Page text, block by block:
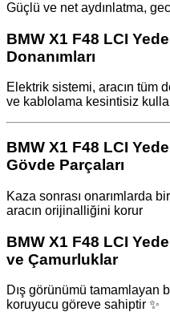
Güçlü ve net aydınlatma,
BMW X1 F48 LCI
Donanımları
Elektrik sistemi, aracın tüm
ve kablolama kesintisiz
BMW X1 F48 LCI
Gövde Parçaları
Kaza sonrası onarımlarda
aracın orijinalliğini korur
BMW X1 F48 LCI
ve Çamurluklar
Dış görünümü tamamlayan
koruyucu göreve sahiptir ✨